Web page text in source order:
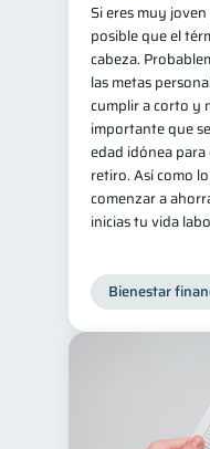
inversiones 1
Retiro 1
Gasto
información
Si eres muy
posible que el
cabeza.
las metas
cumplir a corto y
importante que
edad idónea
retiro. Así como
comenzar a
inicias tu vida
Bienestar